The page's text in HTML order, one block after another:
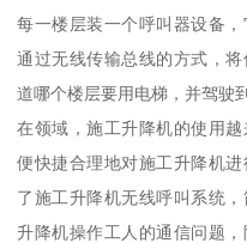
每一楼层装一个呼叫器设备
通过无线传输总线的方式，
道哪个楼层要用电梯，并驾驶
在领域，施工升降机的使用
便快捷合理地对施工升降机
了施工升降机无线呼叫系统
升降机操作工人的通信问题